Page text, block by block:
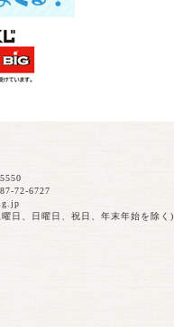
72-6727
日、日曜日、祝日、年末年始を除く)